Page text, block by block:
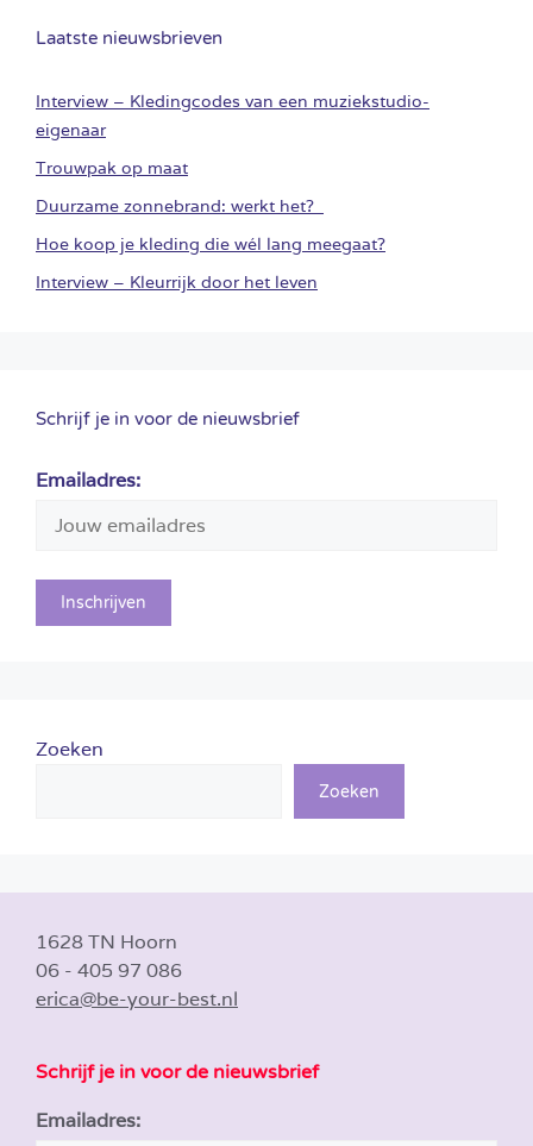
Laatste nieuwsbrieven
Interview – Kledingcodes van een muziekstudio-
eigenaar
Trouwpak op maat
Duurzame zonnebrand: werkt het?
Hoe koop je kleding die wél lang meegaat?
Interview – Kleurrijk door het leven
Schrijf je in voor de nieuwsbrief
Emailadres:
Zoeken
Zoeken
1628 TN Hoorn
06 - 405 97 086
erica@be-your-best.nl
Schrijf je in voor de nieuwsbrief
Emailadres: